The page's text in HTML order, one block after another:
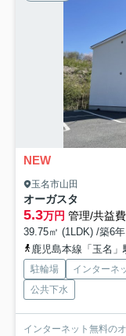
NEW
玉名市山田
オーガスタ
5.3万円 管理/共益
39.75㎡ (1LDK) /築6
鹿児島本線「玉名
駐輪場 インターネ
公共下水
インターネット無料の